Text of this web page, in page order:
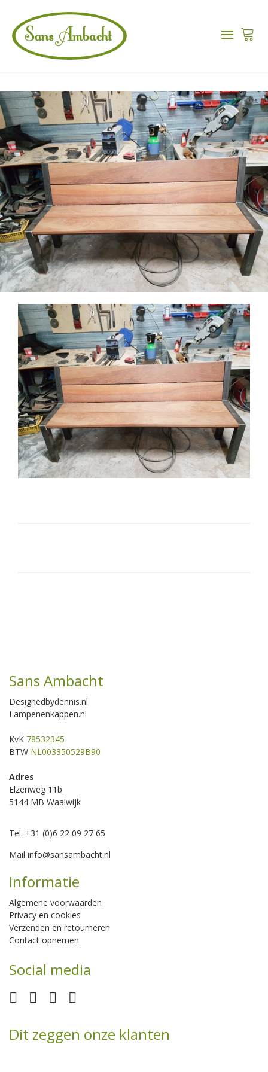
Sans Ambacht
Designedbydennis.nl
Lampenenkappen.nl
KvK 78532345
BTW NL003350529B90
Adres
Elzenweg 11b
5144 MB Waalwijk
Tel. +31 (0)6 22 09 27 65
Mail info@sansambacht.nl
Informatie
Algemene voorwaarden
Privacy en cookies
Verzenden en retourneren
Contact opnemen
Social media
Dit zeggen onze klanten